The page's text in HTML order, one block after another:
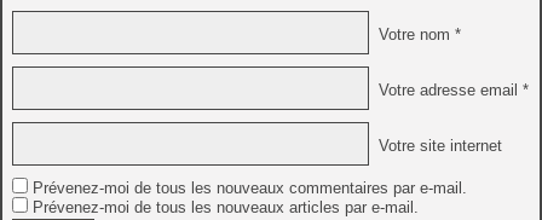
Votre nom *
Votre adresse email *
Votre site internet
Prévenez-moi de tous les nouveaux commentaires par e-mail.
Prévenez-moi de tous les nouveaux articles par e-mail.